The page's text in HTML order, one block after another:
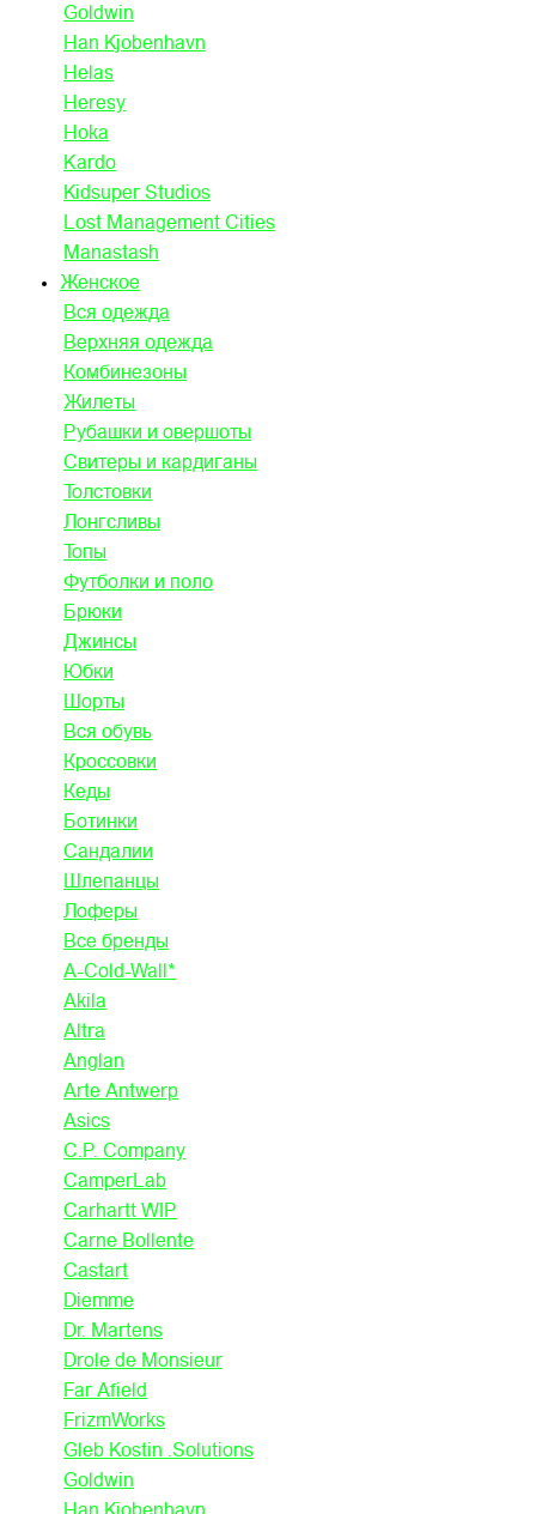
Goldwin
Han Kjobenhavn
Helas
Heresy
Hoka
Kardo
Kidsuper Studios
Lost Management Cities
Manastash
Женское
Вся одежда
Верхняя одежда
Комбинезоны
Жилеты
Рубашки и овершоты
Свитеры и кардиганы
Толстовки
Лонгсливы
Топы
Футболки и поло
Брюки
Джинсы
Юбки
Шорты
Вся обувь
Кроссовки
Кеды
Ботинки
Сандалии
Шлепанцы
Лоферы
Все бренды
A-Cold-Wall*
Akila
Altra
Anglan
Arte Antwerp
Asics
C.P. Company
CamperLab
Carhartt WIP
Carne Bollente
Castart
Diemme
Dr. Martens
Drole de Monsieur
Far Afield
FrizmWorks
Gleb Kostin .Solutions
Goldwin